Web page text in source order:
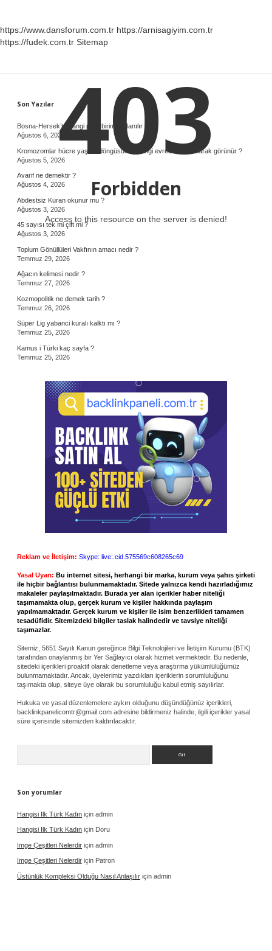
https://www.dansforum.com.tr https://arnisagiyim.com.tr
https://fudek.com.tr Sitemap
Sidebar
Son Yazılar
Bosna-Hersek’te hangi para birimi kullanılır ?
Ağustos 6, 2026
Kromozomlar hücre yaşam döngüsünün hangi evresinde ilk olarak görünür ?
Ağustos 5, 2026
Avarif ne demektir ?
Ağustos 4, 2026
Abdestsiz Kuran okunur mu ?
Ağustos 3, 2026
45 sayısı tek mi çift mi ?
Ağustos 3, 2026
Toplum Gönüllüleri Vakfının amacı nedir ?
Temmuz 29, 2026
Ağacın kelimesi nedir ?
Temmuz 27, 2026
Kozmopolitik ne demek tarih ?
Temmuz 26, 2026
Süper Lig yabanci kuralı kalktı mı ?
Temmuz 25, 2026
Kamus i Türki kaç sayfa ?
Temmuz 25, 2026
Reklam ve İletişim: Skype: live:.cid.575569c608265c69
Yasal Uyarı: Bu internet sitesi, herhangi bir marka, kurum veya şahıs şirketi
ile hiçbir bağlantısı bulunmamaktadır. Sitede yalnızca kendi hazırladığımız
makaleler paylaşılmaktadır. Burada yer alan içerikler haber niteliği
taşımamakta olup, gerçek kurum ve kişiler hakkında paylaşım
yapılmamaktadır. Gerçek kurum ve kişiler ile isim benzerlikleri tamamen
tesadüfidir. Sitemizdeki bilgiler taslak halindedir ve tavsiye niteliği
taşımazlar.
Sitemiz, 5651 Sayılı Kanun gereğince Bilgi Teknolojileri ve İletişim Kurumu (BTK)
tarafından onaylanmış bir Yer Sağlayıcı olarak hizmet vermektedir. Bu nedenle,
sitedeki içerikleri proaktif olarak denetleme veya araştırma yükümlülüğümüz
bulunmamaktadır. Ancak, üyelerimiz yazdıkları içeriklerin sorumluluğunu
taşımakta olup, siteye üye olarak bu sorumluluğu kabul etmiş sayılırlar.
Hukuka ve yasal düzenlemelere aykırı olduğunu düşündüğünüz içerikleri,
backlinkpanelicomtr@gmail.com adresine bildirmeniz halinde, ilgili içerikler yasal
süre içerisinde sitemizden kaldırılacaktır.
Son yorumlar
Hangisi Ilk Türk Kadın için admin
Hangisi Ilk Türk Kadın için Doru
Imge Çeşitleri Nelerdir için admin
Imge Çeşitleri Nelerdir için Patron
Üstünlük Kompleksi Olduğu Nasıl Anlaşılır için admin
403
Forbidden
Access to this resource on the server is denied!